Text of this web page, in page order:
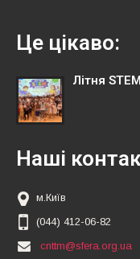
Це цікаво:
Літня
Наші
м.Київ
(044) 412-06-82
cnttm@sfera.org.ua